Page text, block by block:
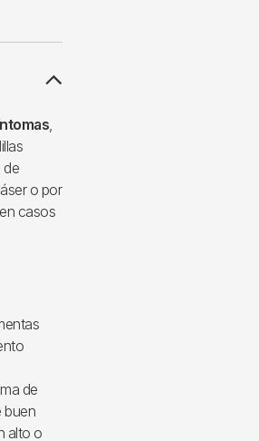
,
de
o por
casos
de
buen
alto o